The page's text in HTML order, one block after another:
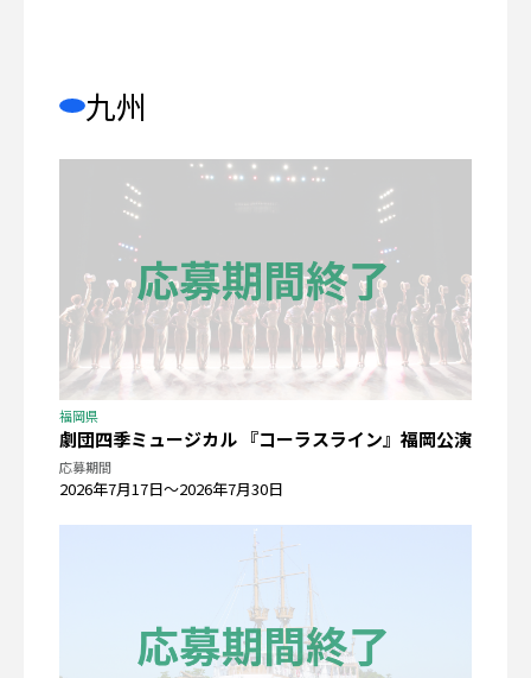
九州
福岡県
劇団四季ミュージカル 『コーラスライン』福岡公演
応募期間
2026年7月17日〜2026年7月30日